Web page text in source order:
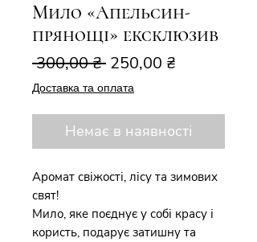
Мило «Апельсин-
прянощі» ексклюзив
300,00 ₴ Звичайна
ціна
250,00 ₴
Доставка та оплата
Немає в наявності
Аромат свіжості, лісу та зимових
свят!
Мило, яке поєднує у собі красу і
користь, подарує затишну та